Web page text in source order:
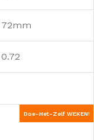
72mm
0.72
Doe-Het-Zelf WEKEN!